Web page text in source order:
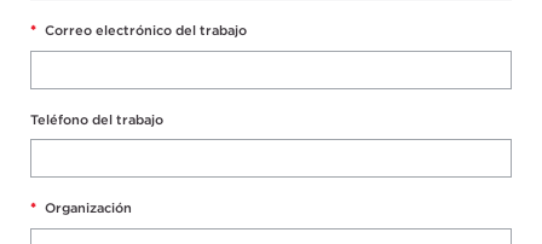
* Correo electrónico del trabajo
Teléfono del trabajo
* Organización